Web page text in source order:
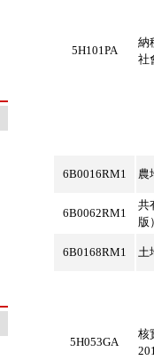
5H101PA
納
社
6B0016RM1 農
6B0062RM1
共
版）
6B0168RM1 土
5H053GA
核